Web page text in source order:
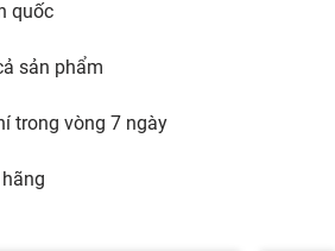
quốc
sản phẩm
trong vòng 7 ngày